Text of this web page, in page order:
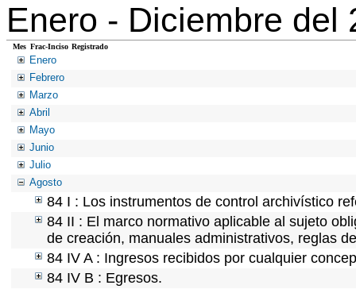
Enero - Diciembre del
Mes Frac-Inciso Registrado
Enero
Febrero
Marzo
Abril
Mayo
Junio
Julio
Agosto
84 I : Los instrumentos de control archivístico
84 II : El marco normativo aplicable al sujeto
de creación, manuales administrativos, reglas
84 IV A : Ingresos recibidos por cualquier
84 IV B : Egresos.